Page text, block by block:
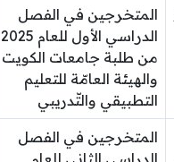
المتخرجين في الفصل
الدراسي الأول للعام 2025
من طلبة جامعات الكويت
والهيئة العامّة للتعليم
التطبيقي والتّدريبي
المتخرجين في الفصل
الدراسي الثاني للعام